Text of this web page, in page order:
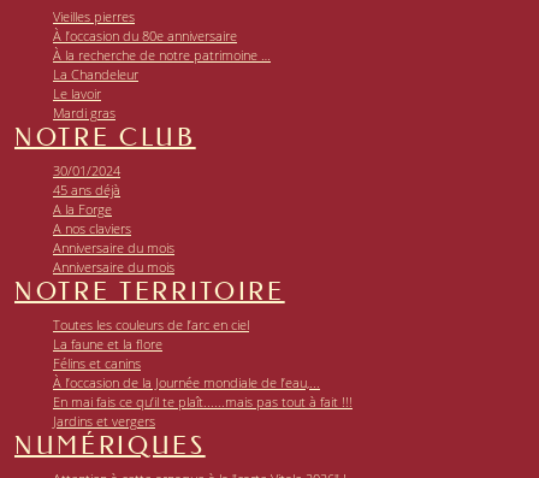
Vieilles pierres
À l’occasion du 80e anniversaire
À la recherche de notre patrimoine …
La Chandeleur
Le lavoir
Mardi gras
NOTRE CLUB
30/01/2024
45 ans déjà
A la Forge
A nos claviers
Anniversaire du mois
Anniversaire du mois
NOTRE TERRITOIRE
Toutes les couleurs de l’arc en ciel
La faune et la flore
Félins et canins
À l’occasion de la Journée mondiale de l’eau,...
En mai fais ce qu’il te plaît......mais pas tout à fait !!!
Jardins et vergers
NUMÉRIQUES